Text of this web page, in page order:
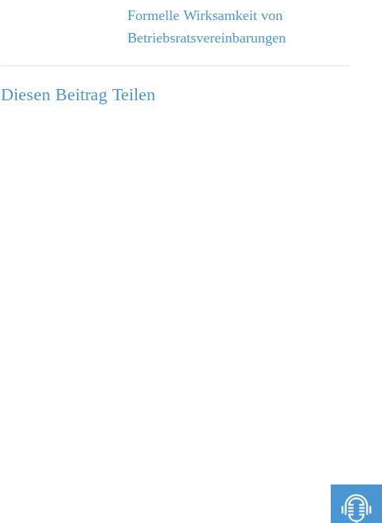
Formelle Wirksamkeit von
Betriebsratsvereinbarungen
Diesen Beitrag Teilen